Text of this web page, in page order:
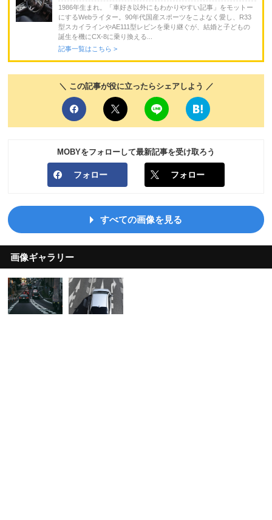
1986年生まれ。「車好き以外にもわかりやすい記事」をモットー
にするWebライター。90年代国産スポーツをこよなく愛し、R33
型スカイラインやAE111型レビンを乗り継ぐが、結婚と子どもの
誕生を機にCX-8に乗り換える...
記事一覧はこちら >
＼ この記事が役に立ったらシェアしよう ／
MOBYをフォローして最新記事を受け取ろう
フォロー フォロー
すべての画像を見る
画像ギャラリー